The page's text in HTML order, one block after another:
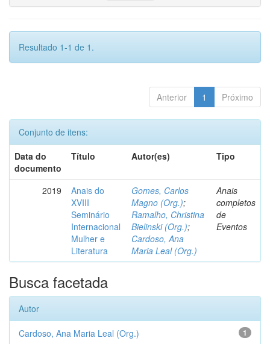
Resultado 1-1 de 1.
Anterior 1 Próximo
Conjunto de itens:
Data do
documento
Título Autor(es) Tipo
2019
Anais do
XVIII
Seminário
Internacional
Mulher e
Literatura
Gomes, Carlos
Magno (Org.);
Ramalho, Christina
Bielinski (Org.);
Cardoso, Ana
Maria Leal (Org.)
Anais
completos
de
Eventos
Busca facetada
Autor
1
Cardoso, Ana Maria Leal (Org.)